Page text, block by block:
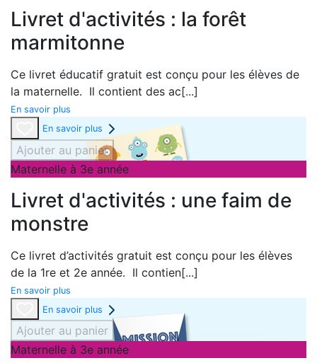
Livret d'activités : la forêt
marmitonne
Ce livret éducatif gratuit est conçu pour les élèves de
la maternelle. Il contient des ac[...]
En savoir plus
En savoir plus
Ajouter au panier
Maternelle à 3e année
Livret d'activités : une faim de
monstre
Ce livret d’activités gratuit est conçu pour les élèves
de la 1re et 2e année. Il contien[...]
En savoir plus
En savoir plus
Ajouter au panier
Maternelle à 3e année